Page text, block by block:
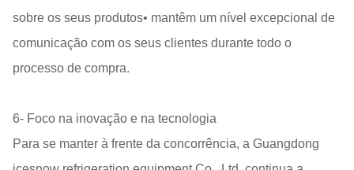
sobre os seus produtos• mantêm um nível excepcional de
comunicação com os seus clientes durante todo o
processo de compra.
6- Foco na inovação e na tecnologia
Para se manter à frente da concorrência, a Guangdong